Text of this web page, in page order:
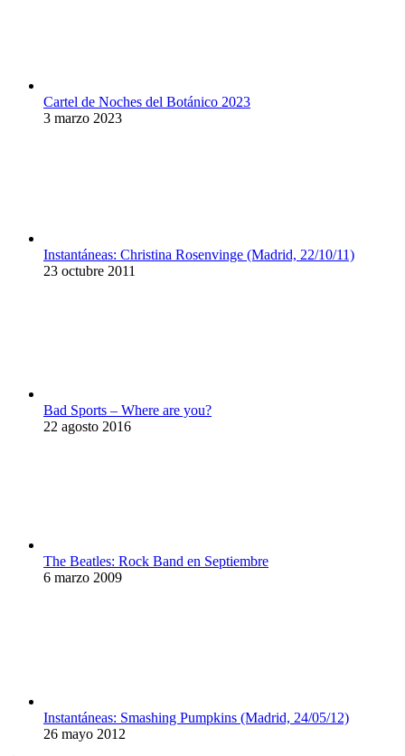
Cartel de Noches del Botánico 2023
3 marzo 2023
Instantáneas: Christina Rosenvinge (Madrid, 22/10/11)
23 octubre 2011
Bad Sports – Where are you?
22 agosto 2016
The Beatles: Rock Band en Septiembre
6 marzo 2009
Instantáneas: Smashing Pumpkins (Madrid, 24/05/12)
26 mayo 2012